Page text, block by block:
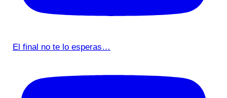
El final no te lo esperas…